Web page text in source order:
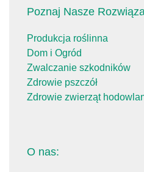
Poznaj Nasze
Produkcja roślinna
Dom i Ogród
Zwalczanie szkodników
Zdrowie pszczół
Zdrowie zwierząt
O nas: